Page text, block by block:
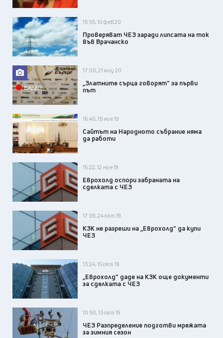
15:55, 10 фев 20
Проверяват ЧЕЗ заради липсата на ток
във Врачанско
ВИДЕО
17:00, 21 яну 20
„Златните сърца говорят“ за първи
път
16:40, 15 ное 19
Сайтът на Народното събрание няма
да работи
15:22, 12 ное 19
Еврохолд оспори забраната на
сделката с ЧЕЗ
17:09, 24 окт 19
КЗК не разреши на „Еврохолд“ да купи
ЧЕЗ
13:24, 15 окт 19
„Еврохолд“ даде на КЗК още документи
за сделката с ЧЕЗ
10:50, 13 окт 19
ЧЕЗ Разпределение подготви мрежата
за зимния сезон